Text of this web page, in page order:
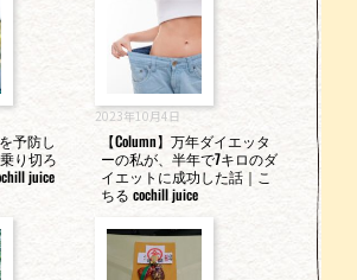
予防し
り切ろ
juice
2023年10月4日
【Column】万年ダイエッタ
ーの私が、半年で7キロのダ
イエットに成功した話｜こ
ちる cochill juice